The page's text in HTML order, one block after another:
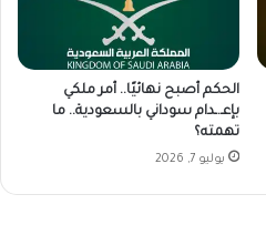
الحكم أصبح نهائيًا.. أمر ملكي
بإعـ.ـدام سوداني بالسعودية.. ما
تهمته؟
يوليو 7, 2026